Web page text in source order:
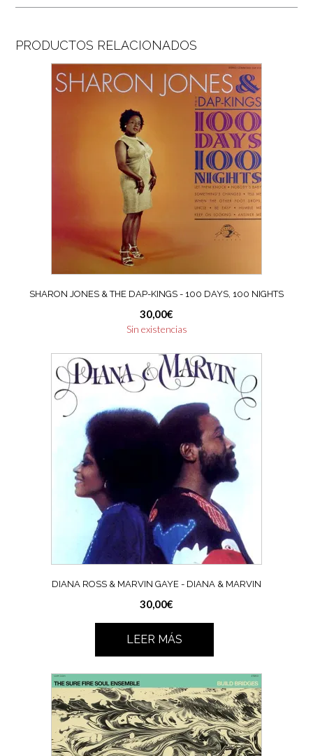
PRODUCTOS RELACIONADOS
SHARON JONES & THE DAP-KINGS ‎- 100 DAYS, 100 NIGHTS
30,00€
Sin existencias
DIANA ROSS & MARVIN GAYE ‎- DIANA & MARVIN
30,00€
LEER MÁS